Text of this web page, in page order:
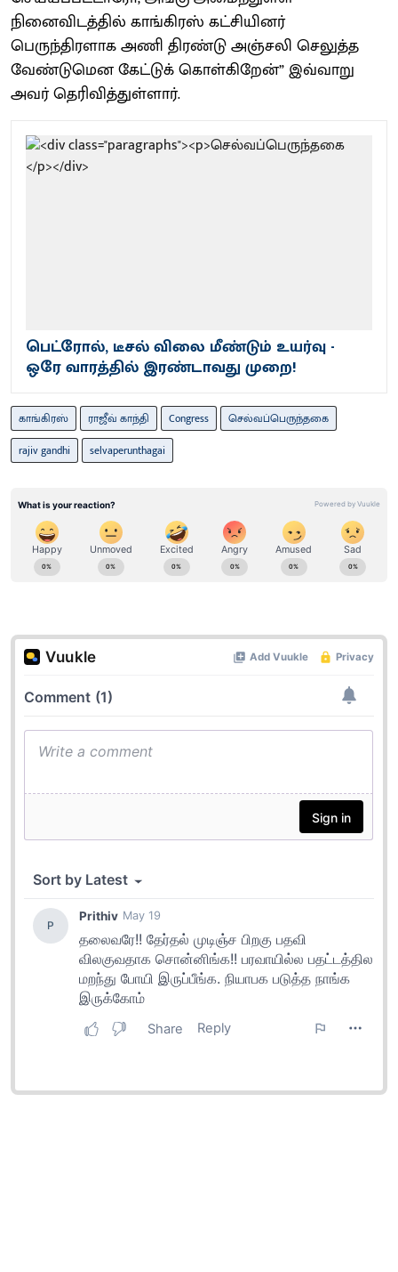
நினைவிடத்தில் காங்கிரஸ் கட்சியினர்
பெருந்திரளாக அணி திரண்டு அஞ்சலி செலுத்த
வேண்டுமென கேட்டுக் கொள்கிறேன்” இவ்வாறு
அவர் தெரிவித்துள்ளார்.
பெட்ரோல், டீசல் விலை மீண்டும் உயர்வு -
ஒரே வாரத்தில் இரண்டாவது முறை!
காங்கிரஸ் ராஜீவ் காந்தி Congress
செல்வப்பெருந்தகை
rajiv gandhi
selvaperunthagai